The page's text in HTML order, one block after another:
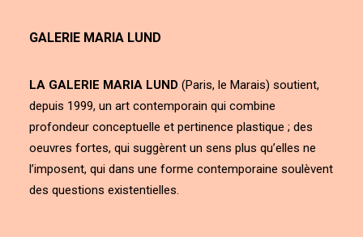
GALERIE MARIA LUND
LA GALERIE MARIA LUND (Paris, le Marais) soutient,
depuis 1999, un art contemporain qui combine
profondeur conceptuelle et pertinence plastique ; des
oeuvres fortes, qui suggèrent un sens plus qu’elles ne
l’imposent, qui dans une forme contemporaine soulèvent
des questions existentielles.